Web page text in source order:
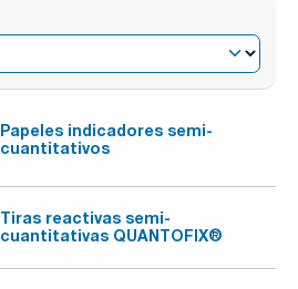
Papeles indicadores semi-
cuantitativos
Tiras reactivas semi-
cuantitativas QUANTOFIX®